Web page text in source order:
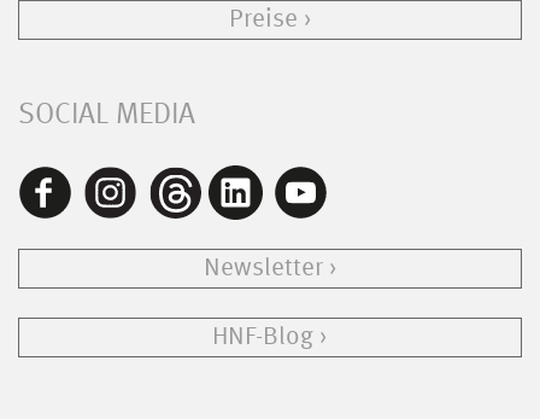
Preise
SOCIAL MEDIA
Newsletter
HNF-Blog